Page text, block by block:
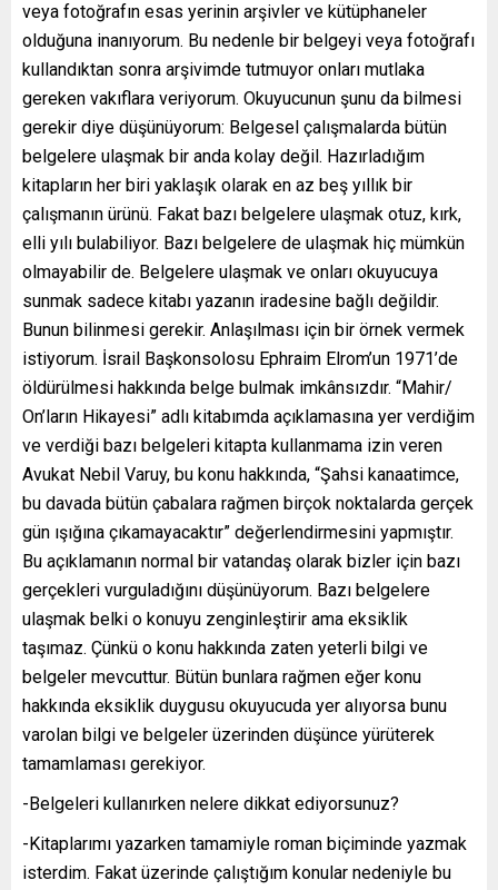
veya fotoğrafın esas yerinin arşivler ve kütüphaneler
olduğuna inanıyorum. Bu nedenle bir belgeyi veya fotoğrafı
kullandıktan sonra arşivimde tutmuyor onları mutlaka
gereken vakıflara veriyorum. Okuyucunun şunu da bilmesi
gerekir diye düşünüyorum: Belgesel çalışmalarda bütün
belgelere ulaşmak bir anda kolay değil. Hazırladığım
kitapların her biri yaklaşık olarak en az beş yıllık bir
çalışmanın ürünü. Fakat bazı belgelere ulaşmak otuz, kırk,
elli yılı bulabiliyor. Bazı belgelere de ulaşmak hiç mümkün
olmayabilir de. Belgelere ulaşmak ve onları okuyucuya
sunmak sadece kitabı yazanın iradesine bağlı değildir.
Bunun bilinmesi gerekir. Anlaşılması için bir örnek vermek
istiyorum. İsrail Başkonsolosu Ephraim Elrom’un 1971’de
öldürülmesi hakkında belge bulmak imkânsızdır. “Mahir/
On’ların Hikayesi” adlı kitabımda açıklamasına yer verdiğim
ve verdiği bazı belgeleri kitapta kullanmama izin veren
Avukat Nebil Varuy, bu konu hakkında, “Şahsi kanaatimce,
bu davada bütün çabalara rağmen birçok noktalarda gerçek
gün ışığına çıkamayacaktır” değerlendirmesini yapmıştır.
Bu açıklamanın normal bir vatandaş olarak bizler için bazı
gerçekleri vurguladığını düşünüyorum. Bazı belgelere
ulaşmak belki o konuyu zenginleştirir ama eksiklik
taşımaz. Çünkü o konu hakkında zaten yeterli bilgi ve
belgeler mevcuttur. Bütün bunlara rağmen eğer konu
hakkında eksiklik duygusu okuyucuda yer alıyorsa bunu
varolan bilgi ve belgeler üzerinden düşünce yürüterek
tamamlaması gerekiyor.
-Belgeleri kullanırken nelere dikkat ediyorsunuz?
-Kitaplarımı yazarken tamamiyle roman biçiminde yazmak
isterdim. Fakat üzerinde çalıştığım konular nedeniyle bu